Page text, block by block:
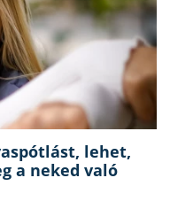
lehet,
a neked való